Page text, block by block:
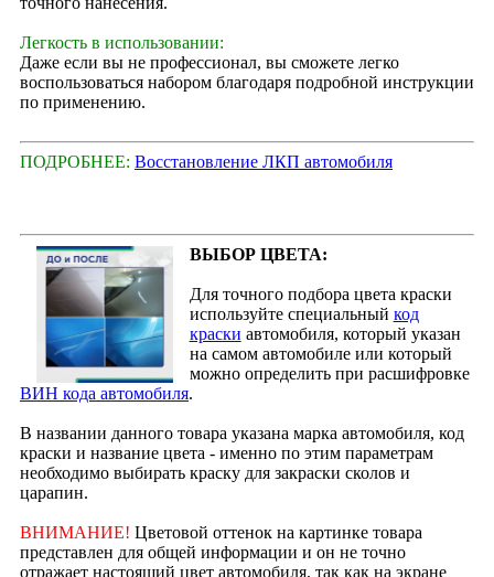
Легкость в использовании:
Даже если вы не профессионал, вы сможете легко
воспользоваться набором благодаря подробной инструкции
по применению.
ПОДРОБНЕЕ: Восстановление ЛКП автомобиля
ВЫБОР ЦВЕТА:
Для точного подбора цвета краски
используйте специальный код
краски автомобиля, который указан
на самом автомобиле или который
можно определить при расшифровке
ВИН кода автомобиля.
В названии данного товара указана марка автомобиля, код
краски и название цвета - именно по этим параметрам
необходимо выбирать краску для закраски сколов и
царапин.
ВНИМАНИЕ! Цветовой оттенок на картинке товара
представлен для общей информации и он не точно
отражает настоящий цвет автомобиля, так как на экране